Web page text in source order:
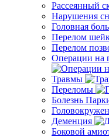
Рассеянный
Нарушения
Головная боль
Перелом
Перелом
Операции на
Травмы
Переломы
Болезнь
Деменция
Боковой